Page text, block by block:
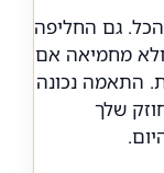
. גם החליפה
ולא מחמיאה אם
התאמה נכונה
שלך